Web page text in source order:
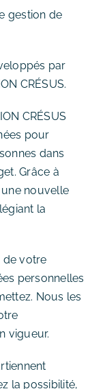
gestion de
par
CRÉSUS.
CRÉSUS
pour
dans
Grâce à
nouvelle
la
de votre
personnelles
Nous les
vigueur.
la possibilité,